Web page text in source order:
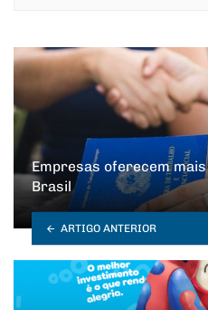
Empresas oferecem
Brasil
ARTIGO ANTERIOR